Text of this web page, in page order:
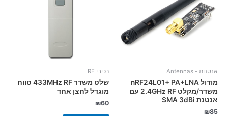
אנטנות - Antennas
מודול nRF24L01+ PA+LNA
משדר/מקלט 2.4GHz RF עם
אנטנת SMA 3dBi
₪85
רכיבי RF
שלט משדר 433MHz RF טווח
מוגדל לחצן אחד
₪60